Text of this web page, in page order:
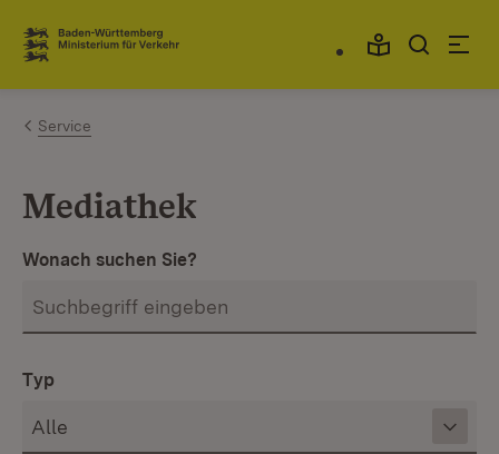
Zum Inhalt springen
Link zur Startseite
Service
Mediathek
Wonach suchen Sie?
Typ